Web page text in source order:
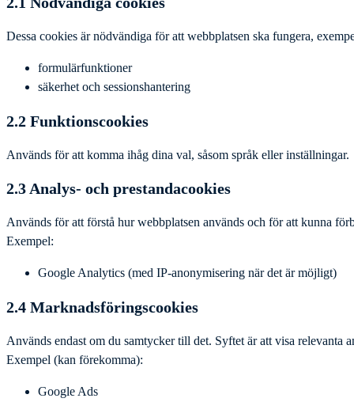
Dessa cookies är nödvändiga för att webbplatsen ska fungera,
formulärfunktioner
säkerhet och sessionshantering
2.2 Funktionscookies
Används för att komma ihåg dina val, såsom språk eller inställningar.
2.3 Analys- och prestandacookies
Används för att förstå hur webbplatsen används och för att kunna
Exempel:
Google Analytics (med IP-anonymisering när det är möjligt)
2.4 Marknadsföringscookies
Används endast om du samtycker till det. Syftet är att visa relevanta
Exempel (kan förekomma):
Google Ads